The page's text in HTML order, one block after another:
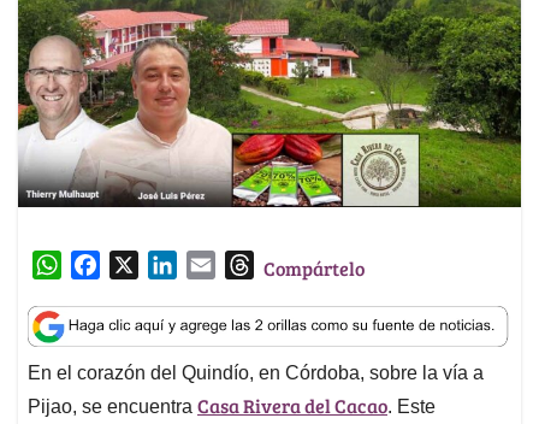
W
a
t
s
A
c
e
b
o
n
k
e
d
a
i
l
T
r
e
a
d
Compártelo
En el corazón del Quindío, en Córdoba, sobre la vía a
Pijao, se encuentra Casa Rivera del Cacao. Este